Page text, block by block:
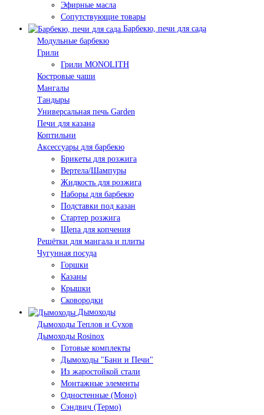
Эфирные масла
Сопутствующие товары
Барбекю, печи для сада
Модульные барбекю
Грили
Грили MONOLITH
Костровые чаши
Мангалы
Тандыры
Универсальная печь Garden
Печи для казана
Коптильни
Аксессуары для барбекю
Брикеты для розжига
Вертела/Шампуры
Жидкость для розжига
Наборы для барбекю
Подставки под казан
Стартер розжига
Щепа для копчения
Решётки для мангала и плиты
Чугунная посуда
Горшки
Казаны
Крышки
Сковородки
Дымоходы
Дымоходы Теплов и Сухов
Дымоходы Rosinox
Готовые комплекты
Дымоходы "Бани и Печи"
Из жаростойкой стали
Монтажные элементы
Одностенные (Моно)
Сэндвич (Термо)